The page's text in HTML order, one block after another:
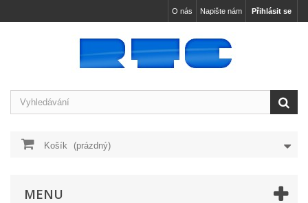
Přihlásit se
Napište nám
O nás
Košík (prázdný)
MENU